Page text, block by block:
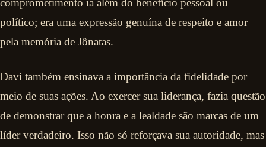
comprometimento ia além do benefício pessoal ou
político; era uma expressão genuína de respeito e amor
pela memória de Jônatas.
Davi também ensinava a importância da fidelidade por
meio de suas ações. Ao exercer sua liderança, fazia questão
de demonstrar que a honra e a lealdade são marcas de um
líder verdadeiro. Isso não só reforçava sua autoridade, mas